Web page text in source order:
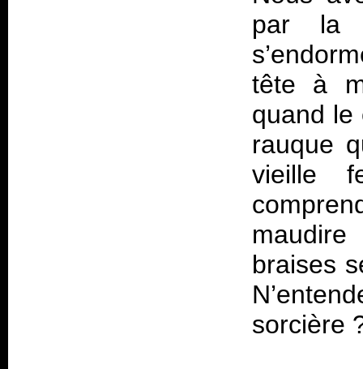
par la
tête à
quand le
rauque
vieille
braises
sorcière